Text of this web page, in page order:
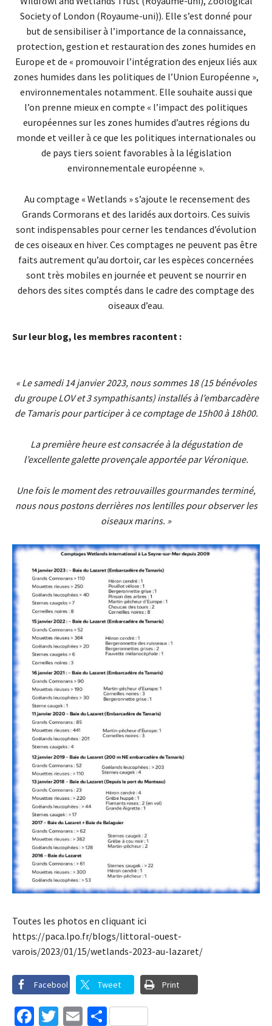
Society of London (Royaume-uni)). Elle s’est donné pour
but de sensibiliser à l’importance de la connaissance,
protection, gestion et restauration des zones humides en
Europe et de « promouvoir l’intégration des enjeux liés aux
zones humides dans les politiques de l’Union Européenne »,
environnementales notamment. Elle souhaite aussi que
l’on prenne mieux en compte « l’impact des politiques
européennes sur les zones humides d’autres régions du
monde et veiller à ce que les politiques internationales ou
de pays tiers soient favorables à la législation
environnementale européenne ».
Au comptage « Wetlands » s’ajoute le recensement des
Grands Cormorans et des laridés aux dortoirs. Ces suivis
sont indispensables pour cerner les tendances d’évolution
de ces oiseaux en hiver. Ces comptages ne peuvent pas être
faits autrement qu’au dortoir, car les espèces concernées
sont très mobiles en journée et peuvent se nourrir en
dehors des sites comptés dans le cadre des comptage des
oiseaux d’eau.
Sur leur blog, les membres racontent :
« Le samedi 14 janvier 2023, nous sommes 18 (15 bénévoles
du groupe LOV et 3 sympathisants) installés à l’embarcadère
de Tamaris pour participer à ce comptage de 15h00 à 18h00.
La première heure est consacrée à la dégustation de
l’excellente galette provençale apportée par Véronique.
Une fois le moment des retrouvailles gourmandes terminé,
nous nous postons derrières nos lentilles pour observer les
oiseaux marins. »
Toutes les photos en cliquant ici
https://paca.lpo.fr/blogs/littoral-ouest-
varois/2023/01/15/wetlands-2023-au-lazaret/
Facebook Tweet Print
Facebook
Twitter
EmailPartager